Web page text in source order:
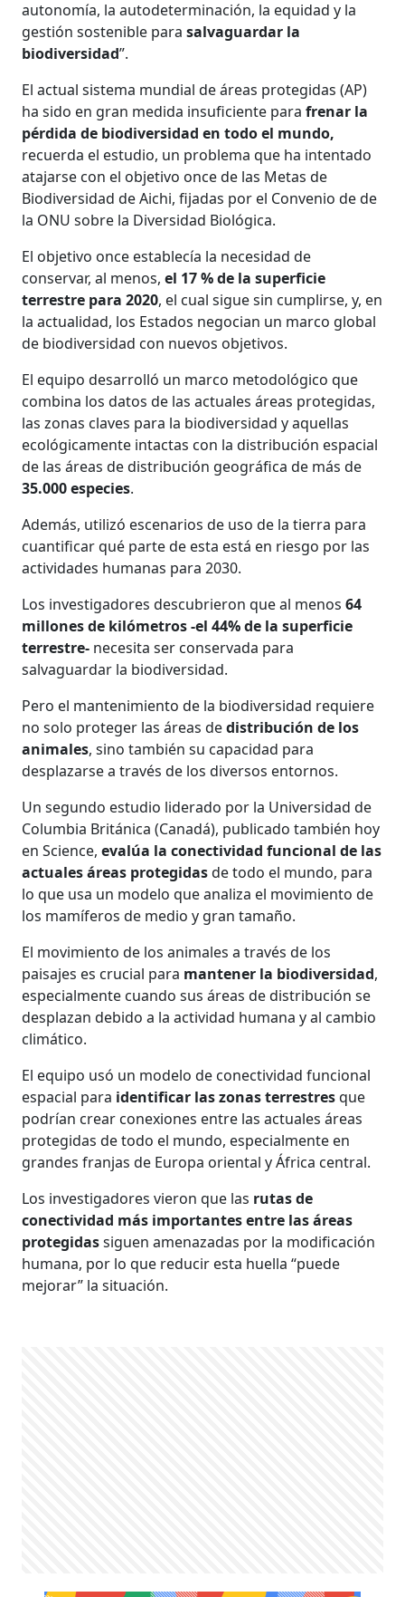
autonomía, la autodeterminación, la equidad y la
gestión sostenible parasalvaguardar la
biodiversidad”.
El actual sistema mundial de áreas protegidas (AP)
ha sido en gran medida insuficiente parafrenar la
pérdida de biodiversidad en todo el mundo,
recuerda el estudio, un problema que ha intentado
atajarse con el objetivo once de las Metas de
Biodiversidad de Aichi, fijadas por el Convenio de de
la ONU sobre la Diversidad Biológica.
El objetivo once establecía la necesidad de
conservar, al menos,el 17 % de la superficie
terrestre para 2020, el cual sigue sin cumplirse, y, en
la actualidad, los Estados negocian un marco global
de biodiversidad con nuevos objetivos.
El equipo desarrolló un marco metodológico que
combina los datos de las actuales áreas protegidas,
las zonas claves para la biodiversidad y aquellas
ecológicamente intactas con la distribución espacial
de las áreas de distribución geográfica de más de
35.000 especies.
Además, utilizó escenarios de uso de la tierra para
cuantificar qué parte de esta está en riesgo por las
actividades humanas para 2030.
Los investigadores descubrieron que al menos 64
millones de kilómetros -el 44% de la superficie
terrestre- necesita ser conservada para
salvaguardar la biodiversidad.
Pero el mantenimiento de la biodiversidad requiere
no solo proteger las áreas dedistribución de los
animales, sino también su capacidad para
desplazarse a través de los diversos entornos.
Un segundo estudio liderado por la Universidad de
Columbia Británica (Canadá), publicado también hoy
en Science,evalúa la conectividad funcional de las
actuales áreas protegidasde todo el mundo, para
lo que usa un modelo que analiza el movimiento de
los mamíferos de medio y gran tamaño.
El movimiento de los animales a través de los
paisajes es crucial para mantener la biodiversidad,
especialmente cuando sus áreas de distribución se
desplazan debido a la actividad humana y al cambio
climático.
El equipo usó un modelo de conectividad funcional
espacial para identificar las zonas terrestresque
podrían crear conexiones entre las actuales áreas
protegidas de todo el mundo, especialmente en
grandes franjas de Europa oriental y África central.
Los investigadores vieron que las rutas de
conectividad más importantes entre las áreas
protegidassiguen amenazadas por la modificación
humana, por lo que reducir esta huella “puede
mejorar” la situación.